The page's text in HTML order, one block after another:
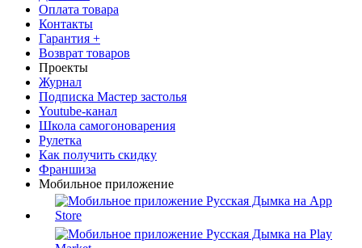
Оплата товара
Контакты
Гарантия +
Возврат товаров
Проекты
Журнал
Подписка Мастер застолья
Youtube-канал
Школа самогоноварения
Рулетка
Как получить скидку
Франшиза
Мобильное приложение